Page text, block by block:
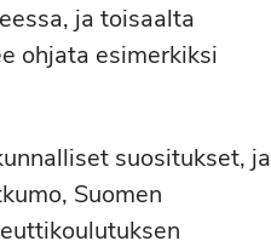
ja toisaalta
ohjata esimerkiksi
suositukset, ja
Suomen